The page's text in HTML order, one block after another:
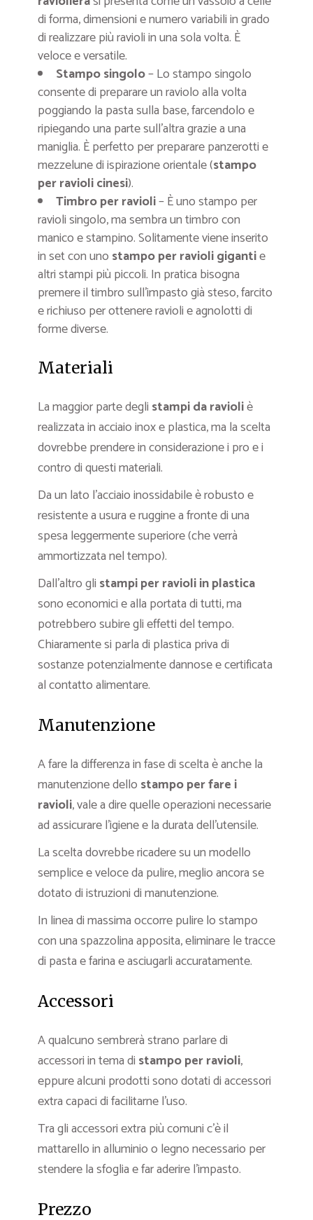
di forma, dimensioni e numero variabili in grado
di realizzare più ravioli in una sola volta. È
veloce e versatile.
Stampo singolo– Lo stampo singolo
consente di preparare un raviolo alla volta
poggiando la pasta sulla base, farcendolo e
ripiegando una parte sull’altra grazie a una
maniglia. È perfetto per preparare panzerotti e
mezzelune di ispirazione orientale (stampo
per ravioli cinesi).
Timbro per ravioli– È uno stampo per
ravioli singolo, ma sembra un timbro con
manico e stampino. Solitamente viene inserito
in set con uno stampo per ravioli gigantie
altri stampi più piccoli. In pratica bisogna
premere il timbro sull’impasto già steso, farcito
e richiuso per ottenere ravioli e agnolotti di
forme diverse.
Materiali
La maggior parte degli stampi da ravioliè
realizzata in acciaio inox e plastica, ma la scelta
dovrebbe prendere in considerazione i pro e i
contro di questi materiali.
Da un lato l’acciaio inossidabile è robusto e
resistente a usura e ruggine a fronte di una
spesa leggermente superiore (che verrà
ammortizzata nel tempo).
Dall’altro gli stampi per ravioli in plastica
sono economici e alla portata di tutti, ma
potrebbero subire gli effetti del tempo.
Chiaramente si parla di plastica priva di
sostanze potenzialmente dannose e certificata
al contatto alimentare.
Manutenzione
A fare la differenza in fase di scelta è anche la
manutenzione dello stampo per fare i
ravioli, vale a dire quelle operazioni necessarie
ad assicurare l’igiene e la durata dell’utensile.
La scelta dovrebbe ricadere su un modello
semplice e veloce da pulire, meglio ancora se
dotato di istruzioni di manutenzione.
In linea di massima occorre pulire lo stampo
con una spazzolina apposita, eliminare le tracce
di pasta e farina e asciugarli accuratamente.
Accessori
A qualcuno sembrerà strano parlare di
accessori in tema di stampo per ravioli,
eppure alcuni prodotti sono dotati di accessori
extra capaci di facilitarne l’uso.
Tra gli accessori extra più comuni c’è il
mattarello in alluminio o legno necessario per
stendere la sfoglia e far aderire l’impasto.
Prezzo